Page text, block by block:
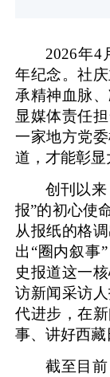
2026年4
年纪念。社
承精神血脉
显媒体责任
一家地方党
道，才能彰显
创刊以
报”的初心使
从报纸的格
出“圈内叙事
史报道这一
访新闻采访
代进步，在
事、讲好西藏
截至目